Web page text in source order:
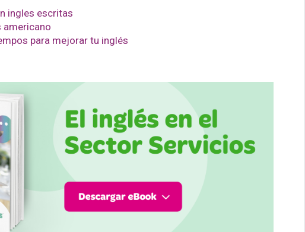
ingles escritas
americano
para mejorar tu inglés